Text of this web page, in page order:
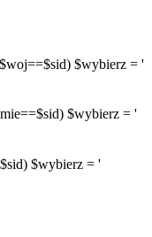
$wybierz = '
$wybierz = '
$wybierz = '